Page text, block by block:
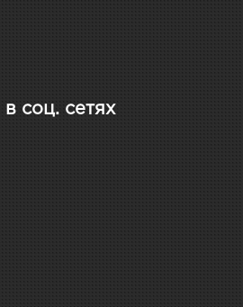
соц. сетях